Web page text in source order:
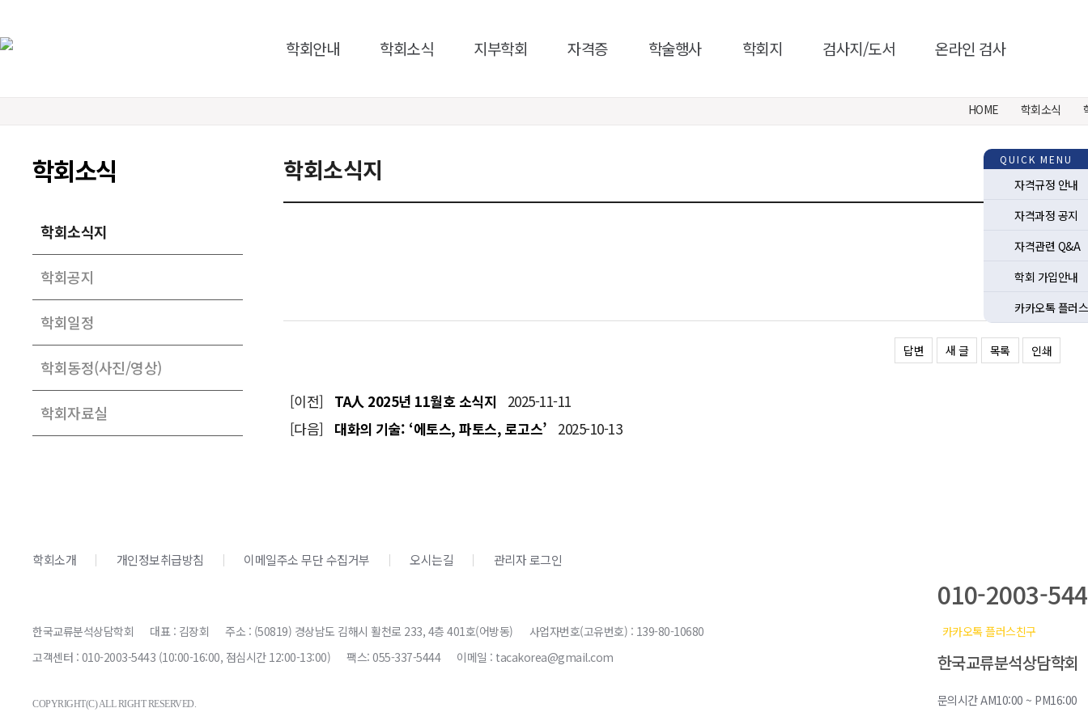
학회안내 학회소식 지부학회 자격증 학술행사 학회지 검사지/도서 온라인 검사
HOME 학회소식
학회소식
학회소식지
학회공지
학회일정
학회동정(사진/영상)
학회자료실
QUICK MENU
자격규정 안내
자격과정 공지
자격관련 Q&A
학회 가입안내
카카오톡 플러스
학회소식지
답변 새 글 목록 인쇄
[이전] TA人 2025년 11월호 소식지
2025-11-11
[다음] 대화의 기술: ‘에토스, 파토스, 로고스’ 2025-10-13
010-2003-
카카오톡 플러스친구
한국교류분석상담학회
문의시간 AM10:00 ~ PM16:00
학회소개 개인정보취급방침 이메일주소 무단 수집거부 오시는길 관리자 로그인
한국교류분석상담학회 대표 : 김장회 주소 : (50819) 경상남도 김해시 활천로 233, 4층 401호(어방동)
사업자번호(고유번호) : 139-80-10680
고객센터 : 010-2003-5443 (10:00-16:00, 점심시간 12:00-13:00)
팩스: 055-337-5444 이메일 : tacakorea@gmail.com
COPYRIGHT(C) ALL RIGHT RESERVED.